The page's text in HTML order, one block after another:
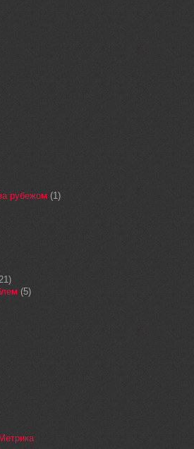
рубежом (1)
(5)